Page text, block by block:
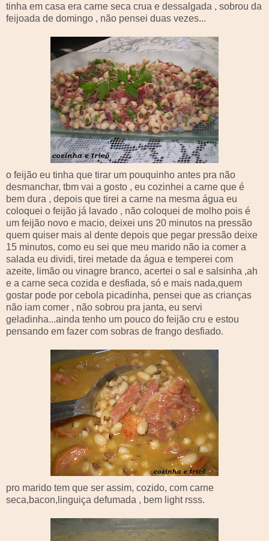
tinha em casa era carne seca crua e dessalgada , sobrou da
feijoada de domingo , não pensei duas vezes...
o feijão eu tinha que tirar um pouquinho antes pra não
desmanchar, tbm vai a gosto , eu cozinhei a carne que é
bem dura , depois que tirei a carne na mesma água eu
coloquei o feijão já lavado , não coloquei de molho pois é
um feijão novo e macio, deixei uns 20 minutos na pressão
quem quiser mais al dente depois que pegar pressão deixe
15 minutos, como eu sei que meu marido não ia comer a
salada eu dividi, tirei metade da água e temperei com
azeite, limão ou vinagre branco, acertei o sal e salsinha ,ah
e a carne seca cozida e desfiada, só e mais nada,quem
gostar pode por cebola picadinha, pensei que as crianças
não iam comer , não sobrou pra janta, eu servi
geladinha...ainda tenho um pouco do feijão cru e estou
pensando em fazer com sobras de frango desfiado.
pro marido tem que ser assim, cozido, com carne
seca,bacon,linguiça defumada , bem light rsss.